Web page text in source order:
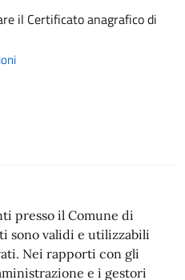
il Certificato anagrafico di
presso il Comune di
sono validi e utilizzabili
Nei rapporti con gli
e i gestori